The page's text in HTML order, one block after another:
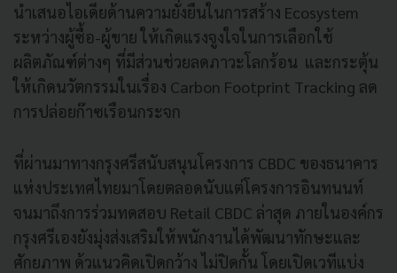
นำเสนอไอเดียด้านความยั่งยืนในการสร้าง Ecosystem
ระหว่างผู้ซื้อ-ผู้ขาย ให้เกิดแรงจูงใจในการเลือกใช้
ผลิตภัณฑ์ต่างๆ ที่มีส่วนช่วยลดภาวะโลกร้อน และกระตุ้น
ให้เกิดนวัตกรรมในเรื่อง Carbon Footprint Tracking ลด
การปล่อยก๊าซเรือนกระจก
ที่ผ่านมาทางกรุงศรีสนับสนุนโครงการ CBDC ของธนาคาร
แห่งประเทศไทยมาโดยตลอดนับแต่โครงการอินทนนท์
จนมาถึงการร่วมทดสอบ Retail CBDC ล่าสุด ภายในองค์กร
กรุงศรีเองยังมุ่งส่งเสริมให้พนักงานได้พัฒนาทักษะและ
ศักยภาพ ด้วแนวคิดเปิดกว้าง ไม่ปิดกั้น โดยเปิดเวทีแบ่ง